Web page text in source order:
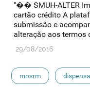
"�� SMUH-ALTER
cartão crédito A
submissão e
alteração aos termos
29/08/2016
mnsrm